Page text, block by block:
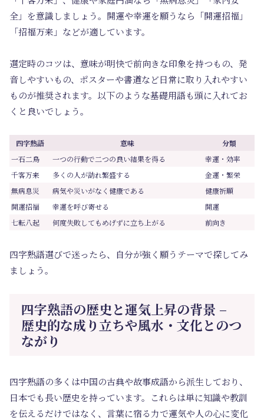
全」を意識しましょう。開運や幸運を願うなら「開運招福」
「招福万来」などが適しています。
選定時のコツは、意味が明快で前向きな印象を持つもの、発
音しやすいもの、ポスターや書道など日常に取り入れやすい
ものが推奨されます。以下のような基礎用語も頭に入れてお
くと良いでしょう。
四字熟語 意味
分類
一石二鳥
一つの行動で二つの良い結果を得る
幸運・効率
千客万来
多くの人が訪れ繁盛する
金運・繁栄
無病息災
病気や災いがなく健康である
健康祈願
開運招福
幸運を呼び寄せる
開運
七転八起
何度失敗してもめげずに立ち上がる 前向き
四字熟語選びで迷ったら、自分が強く願うテーマで探してみ
ましょう。
四字熟語の歴史と運気上昇の背景 –
歴史的な成り立ちや風水・文化とのつ
ながり
四字熟語の多くは中国の古典や故事成語から派生しており、
日本でも長い歴史を持っています。これらは単に知識や教訓
を伝えるだけではなく、言葉に宿る力で運気や人の心に変化